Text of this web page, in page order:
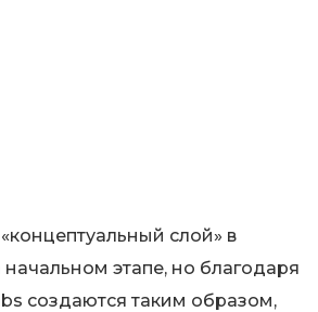
слой» в
этапе, но благодаря
создаются таким образом,